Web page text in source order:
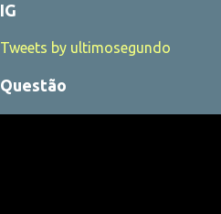
IG
Tweets by ultimosegundo
Questão